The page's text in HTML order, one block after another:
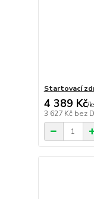
Startovací
4 389 Kč/
3 627 Kč bez